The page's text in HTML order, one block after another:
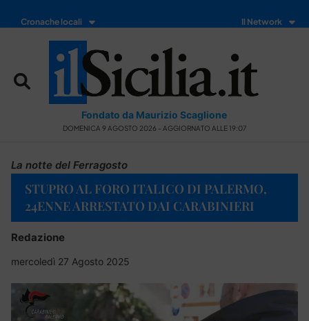
Cronache locali Il Network
Fondato da Maurizio Scaglione
DOMENICA 9 AGOSTO 2026 - AGGIORNATO ALLE 19:07
La notte del Ferragosto
STUPRO AL FORO ITALICO DI PALERMO,
24ENNE ARRESTATO DAI CARABINIERI
Redazione
mercoledì 27 Agosto 2025